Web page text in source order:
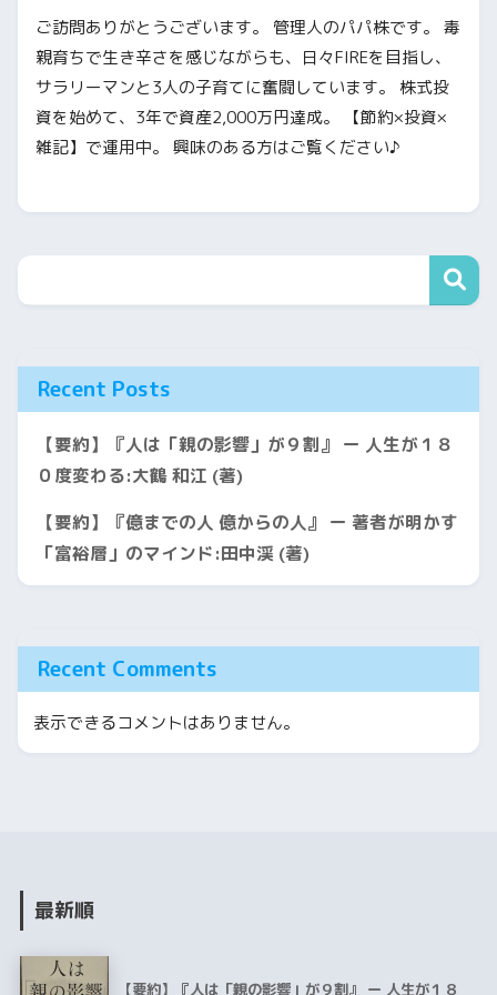
ご訪問ありがとうございます。 管理人のパパ株です。 毒
親育ちで生き辛さを感じながらも、日々FIREを目指し、
サラリーマンと3人の子育てに奮闘しています。 株式投
資を始めて、3年で資産2,000万円達成。 【節約×投資×
雑記】で運用中。 興味のある方はご覧ください♪
Recent Posts
【要約】『人は「親の影響」が９割』 ー 人生が１８
０度変わる:大鶴 和江 (著)
【要約】『億までの人 億からの人』 ー 著者が明かす
「富裕層」のマインド:田中渓 (著)
Recent Comments
表示できるコメントはありません。
最新順
【要約】『人は「親の影響」が９割』 ー 人生が１８